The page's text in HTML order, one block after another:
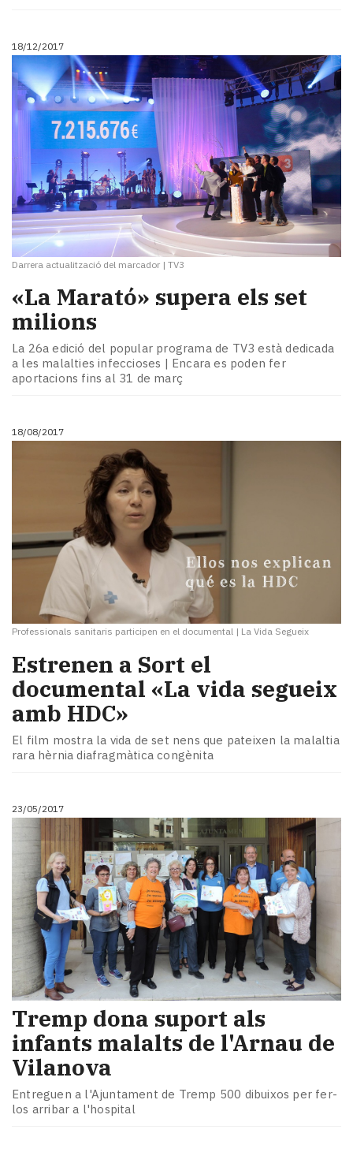
18/12/2017
Darrera actualització del marcador | TV3
«La Marató» supera els set
milions
La 26a edició del popular programa de TV3 està dedicada
a les malalties infeccioses | Encara es poden fer
aportacions fins al 31 de març
18/08/2017
Professionals sanitaris participen en el documental | La Vida Segueix
Estrenen a Sort el
documental «La vida segueix
amb HDC»
El film mostra la vida de set nens que pateixen la malaltia
rara hèrnia diafragmàtica congènita
23/05/2017
Tremp dona suport als
infants malalts de l'Arnau de
Vilanova
Entreguen a l'Ajuntament de Tremp 500 dibuixos per fer-
los arribar a l'hospital